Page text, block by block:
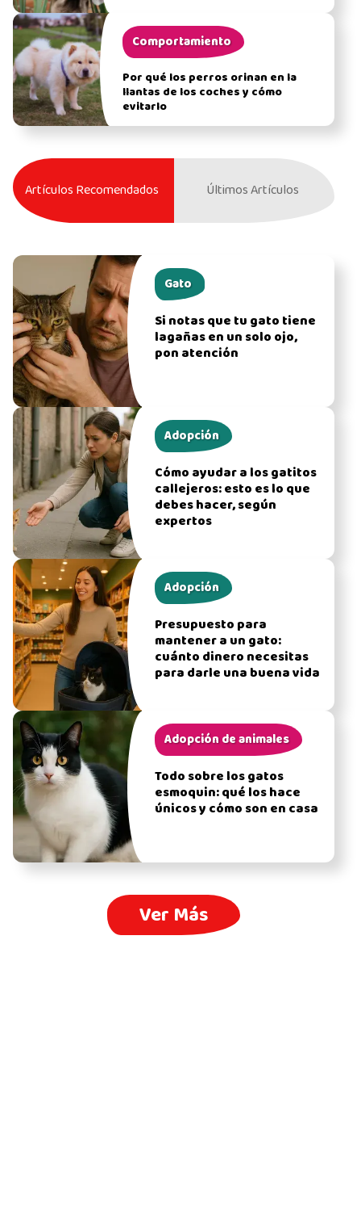
Comportamiento
Por qué los perros orinan en la
llantas de los coches y cómo
evitarlo
Artículos Recomendados Últimos Artículos
Gato
Si notas que tu gato tiene
lagañas en un solo ojo,
pon atención
Adopción
Cómo ayudar a los gatitos
callejeros: esto es lo que
debes hacer, según
expertos
Adopción
Presupuesto para
mantener a un gato:
cuánto dinero necesitas
para darle una buena vida
Adopción de animales
Todo sobre los gatos
esmoquin: qué los hace
únicos y cómo son en casa
Ver Más